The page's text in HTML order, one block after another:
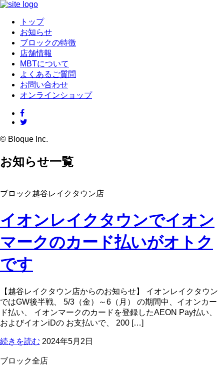
トップ
お知らせ
ブロックの特徴
店舗情報
MBTについて
よくあるご質問
お問い合わせ
オンラインショップ
© Bloque Inc.
お知らせ一覧
ブロック越谷レイクタウン店
イオンレイクタウンでイオン
マークのカード払いがオトク
です
【越谷レイクタウン店からのお知らせ】 イオンレイクタウン
ではGW後半戦、 5/3（金）～6（月） の期間中、イオンカー
ド払い、 イオンマークのカードを登録したAEON Pay払い、
およびイオンiDの お支払いで、 200 […]
続きを読む 2024年5月2日
ブロック全店